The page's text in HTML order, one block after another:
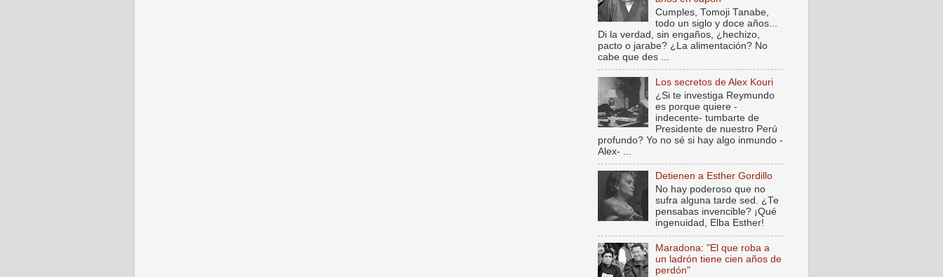
Cumples, Tomoji Tanabe,
todo un siglo y doce años...
Di la verdad, sin engaños, ¿hechizo,
pacto o jarabe? ¿La alimentación? No
cabe que des ...
Los secretos de Alex Kouri
¿Si te investiga Reymundo
es porque quiere -
indecente- tumbarte de
Presidente de nuestro Perú
profundo? Yo no sé si hay algo inmundo -
Alex- ...
Detienen a Esther Gordillo
No hay poderoso que no
sufra alguna tarde sed. ¿Te
pensabas invencible? ¡Qué
ingenuidad, Elba Esther!
Maradona: "El que roba a
un ladrón tiene cien años de
perdón"